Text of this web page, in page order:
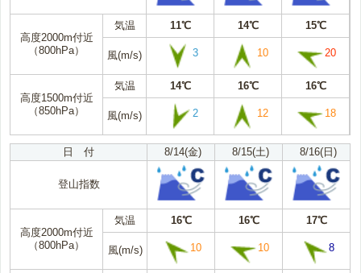
高度2000m付近
（800hPa）
気温 11℃ 14℃ 15℃
風(m/s) 3 10 20
高度1500m付近
（850hPa）
気温 14℃ 16℃ 16℃
風(m/s) 2 12 18
日 付 8/14(金) 8/15(土) 8/16(日)
登山指数
高度2000m付近
（800hPa）
気温 16℃ 16℃ 17℃
風(m/s) 10 10 8